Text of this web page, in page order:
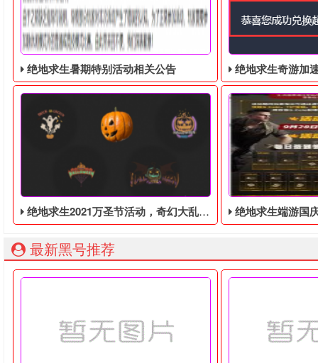
绝地求生暑期特别活动相关公告 绝地求生奇游加速器免
绝地求生2021万圣节活动，奇幻大乱斗回归，还有新皮肤和新地图 绝地求生端游国庆节的终极白嫖活
最新黑号推荐